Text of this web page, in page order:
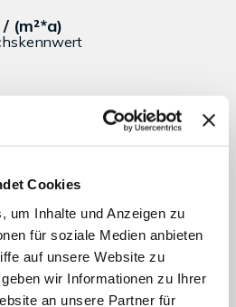
Cookies
um Inhalte und Anzeigen zu
für soziale Medien anbieten
auf unsere Website zu
wir Informationen zu Ihrer
an unsere Partner für
(m²*a)
Wärmelieferung
2025-11-25
ab dem 1.5.2014
B